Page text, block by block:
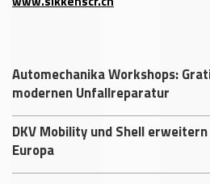
Automechanika Workshops:
modernen Unfallreparatur
DKV Mobility und Shell
Europa